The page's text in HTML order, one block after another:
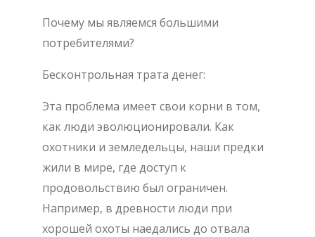
Почему мы являемся большими
потребителями?
Бесконтрольная трата денег:
Эта проблема имеет свои корни в том,
как люди эволюционировали. Как
охотники и земледельцы, наши предки
жили в мире, где доступ к
продовольствию был ограничен.
Например, в древности люди при
хорошей охоты наедались до отвала